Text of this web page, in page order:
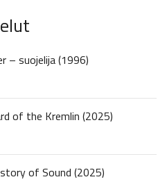
– suojelija (1996)
of the Kremlin (2025)
of Sound (2025)